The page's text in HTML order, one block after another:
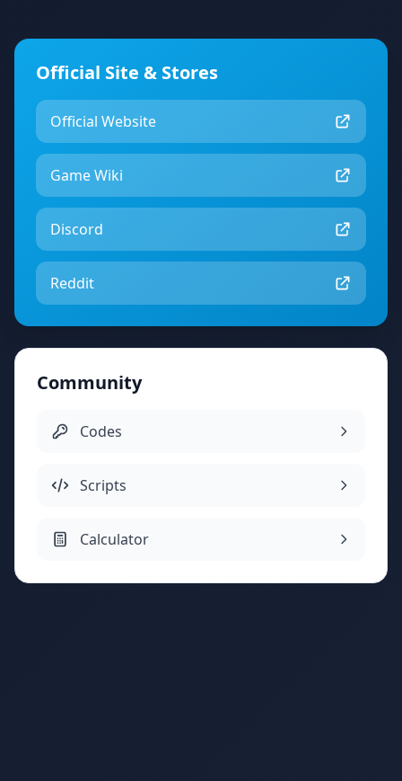
Official Site & Stores
Official Website
Game Wiki
Discord
Reddit
Community
Codes
Scripts
Calculator